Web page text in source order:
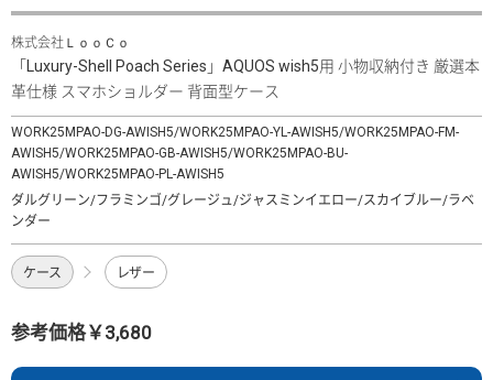
株式会社ＬｏｏＣｏ
「Luxury-Shell Poach Series」AQUOS wish5用 小物収納付き 厳選本
革仕様 スマホショルダー 背面型ケース
WORK25MPAO-DG-AWISH5/WORK25MPAO-YL-AWISH5/WORK25MPAO-FM-
AWISH5/WORK25MPAO-GB-AWISH5/WORK25MPAO-BU-
AWISH5/WORK25MPAO-PL-AWISH5
ダルグリーン/フラミンゴ/グレージュ/ジャスミンイエロー/スカイブルー/ラベ
ンダー
ケース レザー
参考価格￥3,680